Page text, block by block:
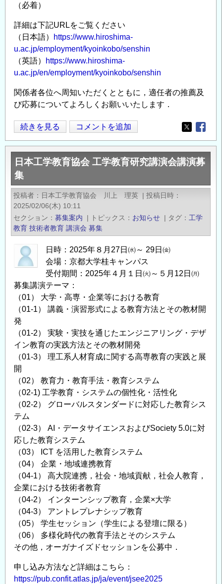
力
規
制
委
員
会）
（必着）
詳細は下記URLをご覧ください
（日本語）
https://www.hiroshima-
u.ac.jp/employment/kyoinkobo/senshin
（英語）
https://www.hiroshima-
u.ac.jp/en/employment/kyoinkobo/senshin
関係者各位へ周知いただくとともに，適任者の推薦及
び応募についてよろしくお願いいたします．
教
員
公
募】
広
島
大
学
助
教
［分
野：
ン
ク
リ
ー
ト
工
学、
建
設
材
料
学、
維
持
管
理
工
学］
の
続きを見る コメントを追加
Opens in
日本工学教育協会 工学教育研究講演会講演募
集
投稿者 日本工学教育協会 川上 理英 | 投稿日時
2025/02/06(木) 10:11
セクション
募集案内 | トピックス お知らせ | タグ
工学
教育 技術者教育 講演会 募集
日時：2025年８月27日㈬～ 29日㈮
会場：京都大学桂キャンパス
受付期間：2025年４月１日㈫～５月12日㈪
募集講演テーマ：
（01） 大学・高専・企業等における教育
（01-1） 講義・演習形式による教育方法とその教材開
発
（01-2） 実験・実技を通じたエンジニアリング・デザ
イン教育の実践方法とその教材開発
（01-3） 理工系人材育成に関する高専教育の実践と展
開
（02） 教育力・教育手法・教育システム
（02-1) 工学教育・システムの個性化・活性化
（02-2） グローバルスタンダードに対応した教育シス
テム
（02-3） AI・データサイエンスおよびSociety 5.0に対
応した教育システム
（03） ICT を活用した教育システム
（04） 企業・地域連携教育
（04-1） 高大院連携，社会・地域貢献，社会人教育，
企業における技術者教育
（04-2） インターンシップ教育，企業×大学
（04-3） アントレプレナシップ教育
（05） 学生セッション（学生による登壇に限る）
（06） 多様化時代の教育手法とそのシステム
その他，オーガナイズドセッションを公募中．
申し込み方法など詳細はこちら：
https://pub.confit.atlas.jp/ja/event/jsee2025